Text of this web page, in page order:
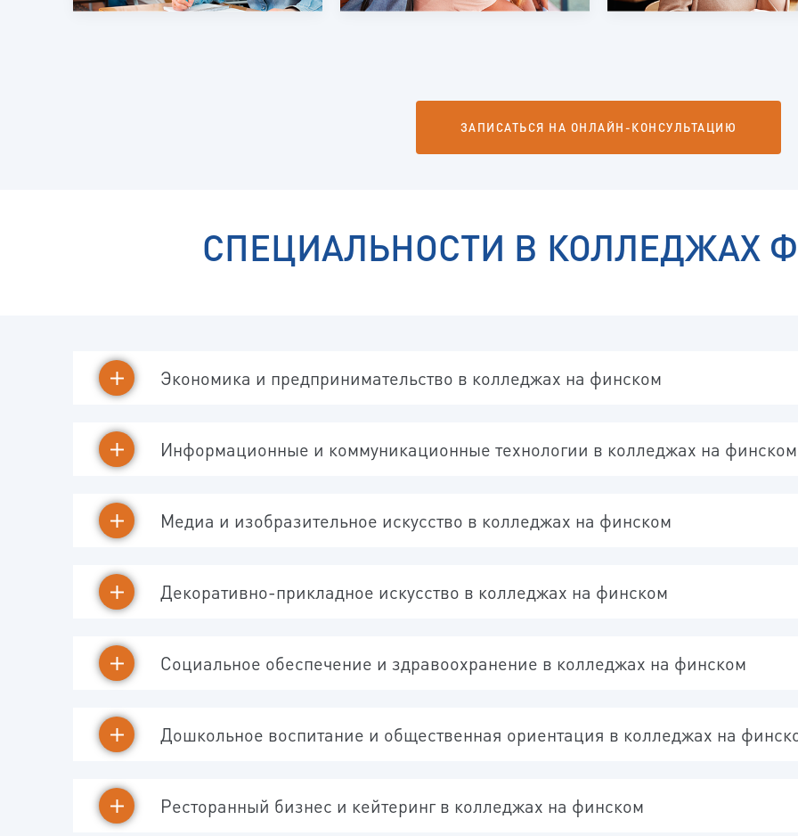
ЗАПИСАТЬСЯ НА ОНЛАЙН-КОНСУЛЬТАЦИЮ
СПЕЦИАЛЬНОСТИ В КОЛЛЕДЖАХ
Экономика и предпринимательство в колледжах на финском
Информационные и коммуникационные технологии в колледжах на финском
Медиа и изобразительное искусство в колледжах на финском
Декоративно-прикладное искусство в колледжах на финском
Социальное обеспечение и здравоохранение в колледжах на финском
Дошкольное воспитание и общественная ориентация в колледжах на
Ресторанный бизнес и кейтеринг в колледжах на финском
Ваша заявка успешно принята!